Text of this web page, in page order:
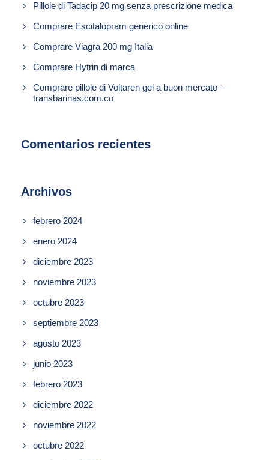
Pillole di Tadacip 20 mg senza prescrizione medica
Comprare Escitalopram generico online
Comprare Viagra 200 mg Italia
Comprare Hytrin di marca
Comprare pillole di Voltaren gel a buon mercato –
transbarinas.com.co
Comentarios recientes
Archivos
febrero 2024
enero 2024
diciembre 2023
noviembre 2023
octubre 2023
septiembre 2023
agosto 2023
junio 2023
febrero 2023
diciembre 2022
noviembre 2022
octubre 2022